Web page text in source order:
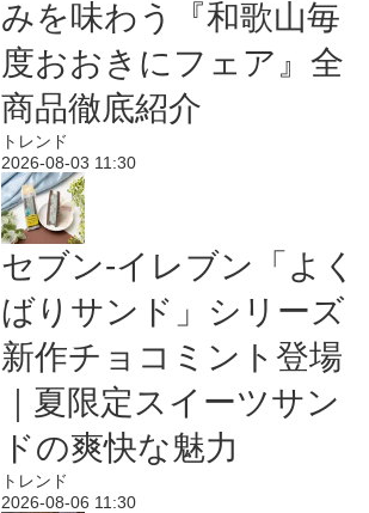
みを味わう『和歌山毎
度おおきにフェア』全
商品徹底紹介
トレンド
2026-08-03 11:30
セブン‐イレブン「よく
ばりサンド」シリーズ
新作チョコミント登場
｜夏限定スイーツサン
ドの爽快な魅力
トレンド
2026-08-06 11:30